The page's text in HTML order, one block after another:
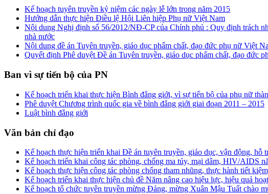
Kế hoạch tuyên truyền kỷ niệm các ngày lễ lớn trong năm 2015
Hướng dẫn thực hiện Điều lệ Hội Liên hiệp Phụ nữ Việt Nam
Nội dung Nghị định số 56/2012/NĐ-CP của Chính phủ : Quy định trách
nhà nước
Nội dung đề án Tuyên truyền, giáo dục phẩm chất, đạo đức phụ nữ Việt
Quyết định Phê duyệt Đề án Tuyên truyền, giáo dục phẩm chất, đạo đức
Ban vì sự tiến bộ của PN
Kế hoạch triển khai thực hiện Bình đẳng giới, vì sự tiến bộ của phụ nữ
Phê duyệt Chương trình quốc gia về bình đẳng giới giai đoạn 2011 – 2015
Luật bình đẳng giới
Văn bản chỉ đạo
Kế hoạch thực hiện triển khai Đề án tuyên truyền, giáo dục, vận động,
Kế hoạch triển khai công tác phòng, chống ma túy, mại dâm, HIV/AIDS
Kế hoạch thực hiện công tác phòng chống tham nhũng, thực hành tiết
Kế hoạch triển khai thực hiện chủ đề Năm nâng cao hiệu lực, hiệu quả
Kế hoạch tổ chức tuyên truyền mừng Đảng, mừng Xuân Mậu Tuất chào